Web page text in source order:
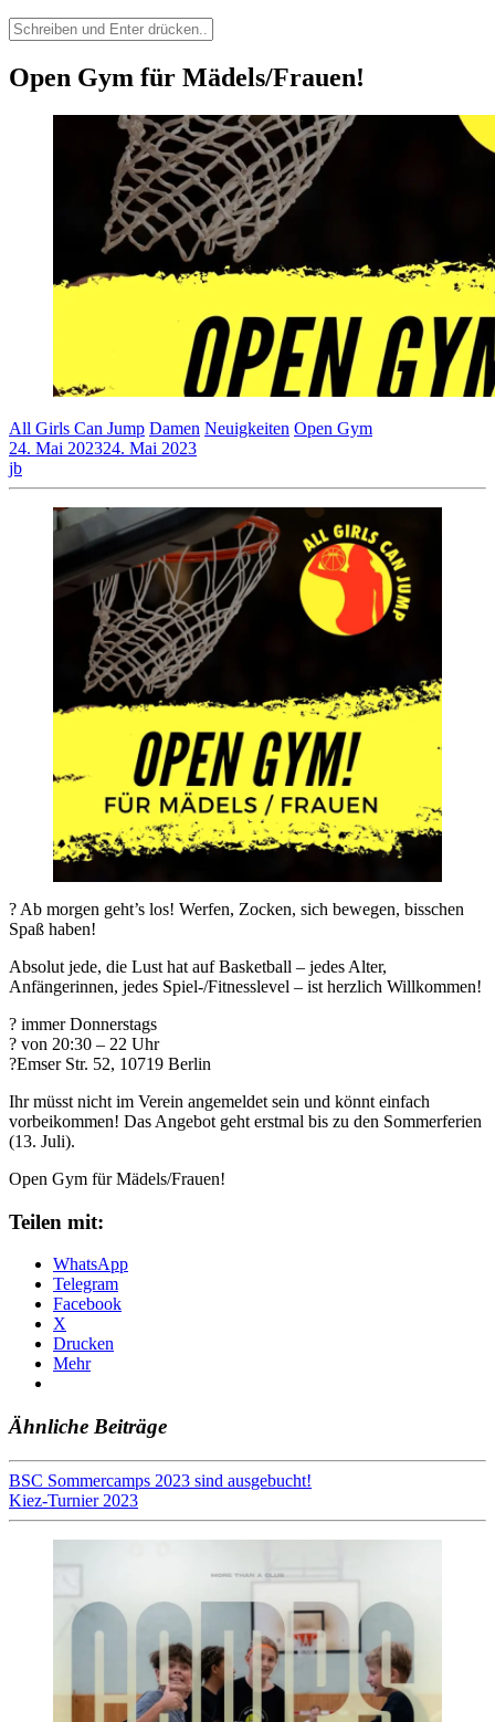
Suchen
nach:
Open Gym für Mädels/Frauen!
All Girls Can Jump Damen Neuigkeiten Open Gym
24. Mai 202324. Mai 2023
jb
? Ab morgen geht’s los! Werfen, Zocken, sich bewegen, bisschen
Spaß haben!
Absolut jede, die Lust hat auf Basketball – jedes Alter,
Anfängerinnen, jedes Spiel-/Fitnesslevel – ist herzlich Willkommen!
? immer Donnerstags
? von 20:30 – 22 Uhr
?Emser Str. 52, 10719 Berlin
Ihr müsst nicht im Verein angemeldet sein und könnt einfach
vorbeikommen! Das Angebot geht erstmal bis zu den Sommerferien
(13. Juli).
Open Gym für Mädels/Frauen!
Teilen mit:
WhatsApp
Telegram
Facebook
X
Drucken
Mehr
Ähnliche Beiträge
Beitragsnavigation
BSC Sommercamps 2023 sind ausgebucht!
Kiez-Turnier 2023